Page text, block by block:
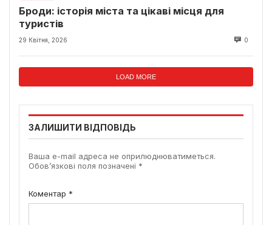
Броди: історія міста та цікаві місця для
туристів
29 Квітня, 2026 0
LOAD MORE
ЗАЛИШИТИ ВІДПОВІДЬ
Ваша e-mail адреса не оприлюднюватиметься.
Обов’язкові поля позначені *
Коментар *